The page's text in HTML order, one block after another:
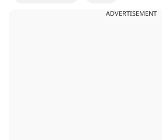
ADVERTISEMENT